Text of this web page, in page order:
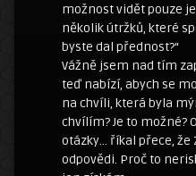
možnost vidět pouze
několik útržků, které
byste dal přednost?“
Vážně jsem nad tím
teď nabízí, abych se
na chvíli, která byla
chvílím? Je to možné?
otázky… říkal přece, že
odpovědi. Proč to